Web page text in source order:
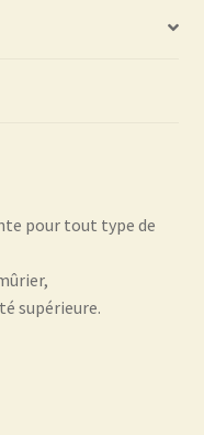
pour tout type de
supérieure.